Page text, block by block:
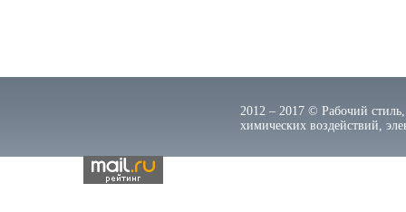
2012 – 2017 © Рабочий
химических воздействий,